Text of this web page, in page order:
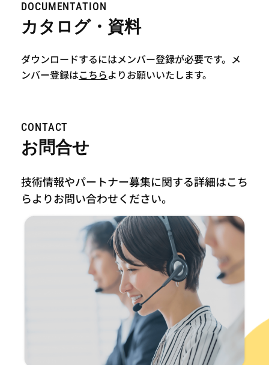
DOCUMENTATION
カタログ・資料
ダウンロードするにはメンバー登録が必要です。メ
ンバー登録はこちらよりお願いいたします。
CONTACT
お問合せ
技術情報やパートナー募集に関する詳細はこち
らよりお問い合わせください。